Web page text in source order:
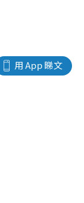
用 App 睇文